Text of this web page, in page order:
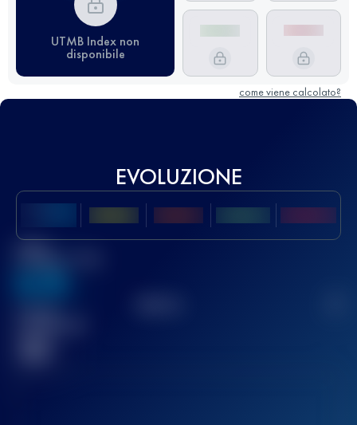
UTMB Index non
disponibile
come viene calcolato?
EVOLUZIONE
Miglior